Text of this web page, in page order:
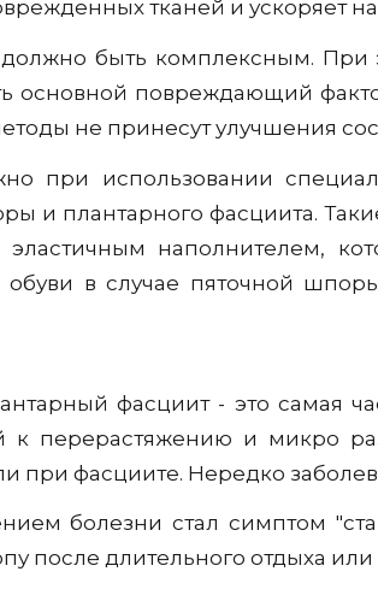
тканей и ускоряет
быть комплексным. При
основной повреждающий
не принесут улучшения
при использовании
и плантарного фасциита.
наполнителем,
в случае пяточной
фасциит - это самая
к перерастяжению и микро
при фасциите. Нередко
болезни стал симптом
после длительного отдыха или